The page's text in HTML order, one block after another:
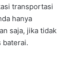
transportasi
hanya
saja, jika tidak
baterai.